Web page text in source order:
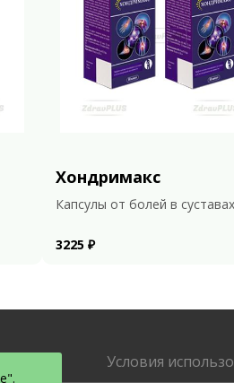
Хондримакс
Капсулы от болей в суставах
3225 ₽
Условия